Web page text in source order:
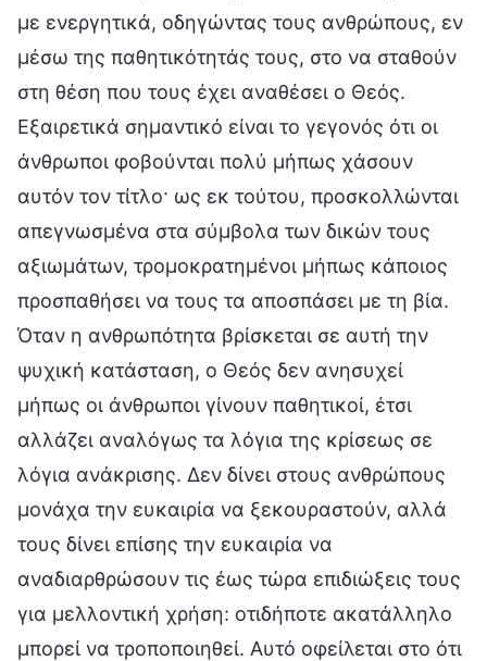
με ενεργητικά, οδηγώντας τους ανθρώπους, εν
μέσω της παθητικότητάς τους, στο να σταθούν
στη θέση που τους έχει αναθέσει ο Θεός.
Εξαιρετικά σημαντικό είναι το γεγονός ότι οι
άνθρωποι φοβούνται πολύ μήπως χάσουν
αυτόν τον τίτλο· ως εκ τούτου, προσκολλώνται
απεγνωσμένα στα σύμβολα των δικών τους
αξιωμάτων, τρομοκρατημένοι μήπως κάποιος
προσπαθήσει να τους τα αποσπάσει με τη βία.
Όταν η ανθρωπότητα βρίσκεται σε αυτή την
ψυχική κατάσταση, ο Θεός δεν ανησυχεί
μήπως οι άνθρωποι γίνουν παθητικοί, έτσι
αλλάζει αναλόγως τα λόγια της κρίσεως σε
λόγια ανάκρισης. Δεν δίνει στους ανθρώπους
μονάχα την ευκαιρία να ξεκουραστούν, αλλά
τους δίνει επίσης την ευκαιρία να
αναδιαρθρώσουν τις έως τώρα επιδιώξεις τους
για μελλοντική χρήση: οτιδήποτε ακατάλληλο
μπορεί να τροποποιηθεί. Αυτό οφείλεται στο ότι